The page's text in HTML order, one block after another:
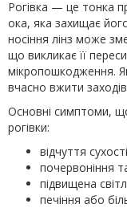
Рогівка — це тонка
ока, яка захищає
носіння лінз може
що викликає її
мікропошкодження.
вчасно вжити
Основні симптоми,
рогівки:
відчуття
почервоніння
підвищена
печіння або